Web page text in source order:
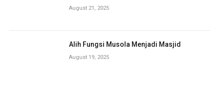
August 21, 2025
Alih Fungsi Musola Menjadi Masjid
August 19, 2025